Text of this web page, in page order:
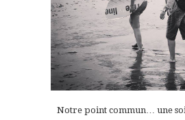
Notre point commun… une